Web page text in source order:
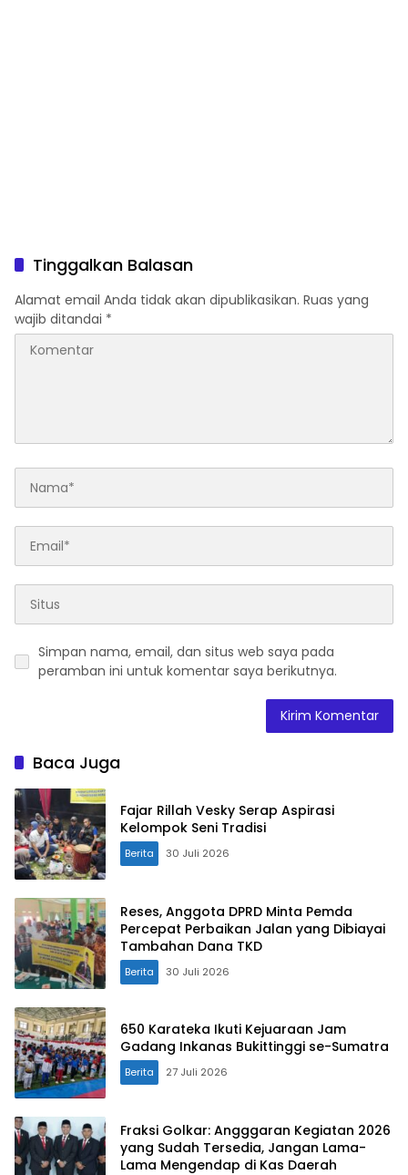
Tinggalkan Balasan
Alamat email Anda tidak akan dipublikasikan. Ruas yang
wajib ditandai *
Simpan nama, email, dan situs web saya pada
peramban ini untuk komentar saya berikutnya.
Baca Juga
Fajar Rillah Vesky Serap Aspirasi
Kelompok Seni Tradisi
Berita 30 Juli 2026
Reses, Anggota DPRD Minta Pemda
Percepat Perbaikan Jalan yang Dibiayai
Tambahan Dana TKD
Berita 30 Juli 2026
650 Karateka Ikuti Kejuaraan Jam
Gadang Inkanas Bukittinggi se-Sumatra
Berita 27 Juli 2026
Fraksi Golkar: Angggaran Kegiatan 2026
yang Sudah Tersedia, Jangan Lama-
Lama Mengendap di Kas Daerah